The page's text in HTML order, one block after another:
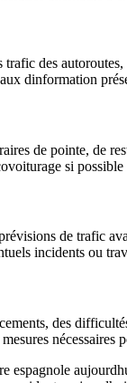
des
dinformation
de pointe, de
si
de trafic
incidents ou
des
nécessaires
espagnole